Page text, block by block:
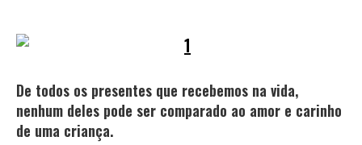
De todos os presentes que recebemos na vida,
nenhum deles pode ser comparado ao amor e carinho
de uma criança.